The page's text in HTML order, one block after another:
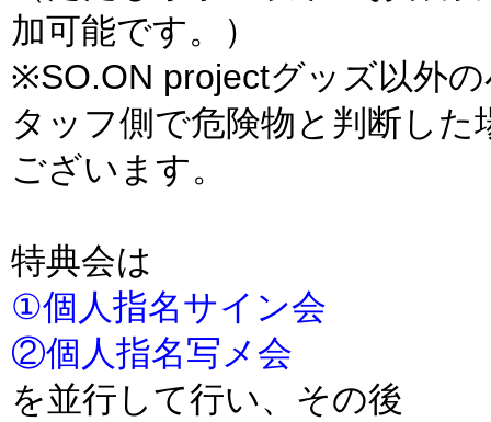
加可能です。）
※SO.ON projectグッズ以外
タッフ側で危険物と判断し
ございます。
特典会は
①個人指名サイン会
②個人指名写メ会
を並行して行い、その後